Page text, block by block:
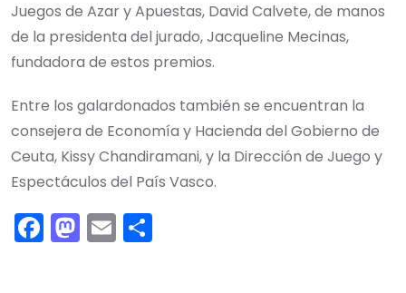
Juegos de Azar y Apuestas, David Calvete, de manos
de la presidenta del jurado, Jacqueline Mecinas,
fundadora de estos premios.
Entre los galardonados también se encuentran la
consejera de Economía y Hacienda del Gobierno de
Ceuta, Kissy Chandiramani, y la Dirección de Juego y
Espectáculos del País Vasco.
F
a
M
a
E
m